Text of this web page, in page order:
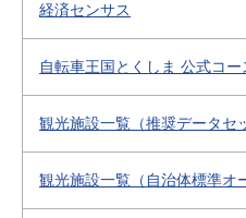
経済センサス
自転車王国とくしま 公式コー
観光施設一覧（推奨データセ
観光施設一覧（自治体標準オ